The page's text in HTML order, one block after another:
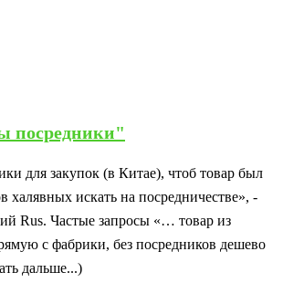
посредники"
для закупок (в Китае), чтоб товар был
халявных искать на посредничестве», -
Rus. Частые запросы «… товар из
с фабрики, без посредников дешево
дальше...)